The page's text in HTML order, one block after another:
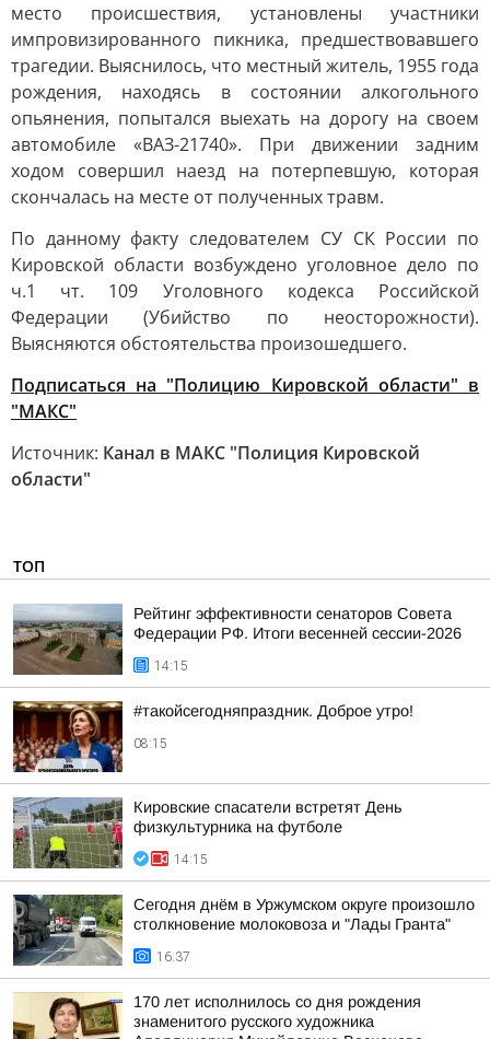
место происшествия, установлены участники
импровизированного пикника, предшествовавшего
трагедии. Выяснилось, что местный житель, 1955 года
рождения, находясь в состоянии алкогольного
опьянения, попытался выехать на дорогу на своем
автомобиле «ВАЗ-21740». При движении задним
ходом совершил наезд на потерпевшую, которая
скончалась на месте от полученных травм.
По данному факту следователем СУ СК России по
Кировской области возбуждено уголовное дело по
ч.1 чт. 109 Уголовного кодекса Российской
Федерации (Убийство по неосторожности).
Выясняются обстоятельства произошедшего.
Подписаться на "Полицию Кировской области" в
"МАКС"
Источник: Канал в МАКС "Полиция Кировской
области"
ТОП
Рейтинг эффективности сенаторов Совета
Федерации РФ. Итоги весенней сессии-2026
14:15
#такойсегодняпраздник. Доброе утро!
08:15
Кировские спасатели встретят День
физкультурника на футболе
14:15
Сегодня днём в Уржумском округе произошло
столкновение молоковоза и "Лады Гранта"
16:37
170 лет исполнилось со дня рождения
знаменитого русского художника